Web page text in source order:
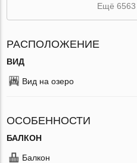
Ещё 6563
РАСПОЛОЖЕНИЕ
ВИД
Вид на озеро
ОСОБЕННОСТИ
БАЛКОН
Балкон